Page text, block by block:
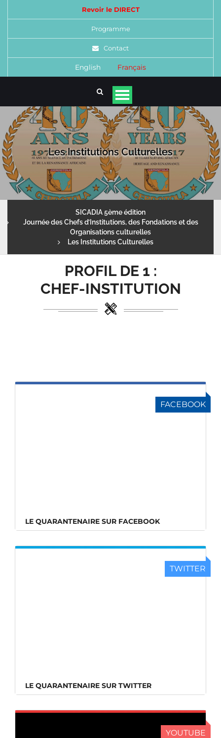
Revoir le DIRECT
Programme
Contact
English Français
Les Institutions Culturelles
SICADIA 5ème édition
Journée des Chefs d’Institutions, des Fondations et des
Organisations culturelles
Les Institutions Culturelles
PROFIL DE 1 :
CHEF-INSTITUTION
FACEBOOK
LE QUARANTENAIRE SUR FACEBOOK
TWITTER
LE QUARANTENAIRE SUR TWITTER
YOUTUBE